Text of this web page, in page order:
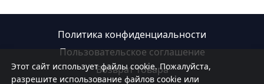
Этот сайт использует файлы cookie. Пожалуйста,
разрешите использование файлов cookie или
Политика конфиденциальности
Пользовательское соглашение
Возврат товара